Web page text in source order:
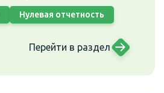
Нулевая отчетность
Перейти в раздел